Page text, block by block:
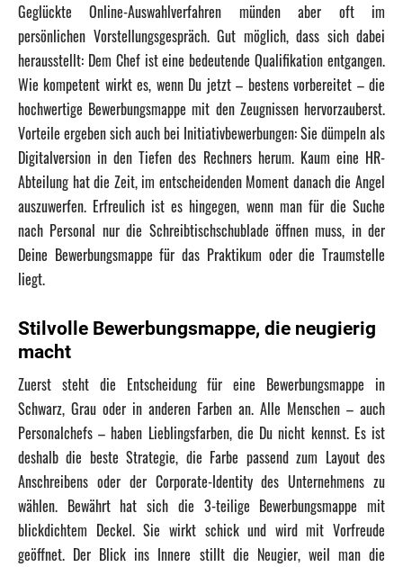
Geglückte Online-Auswahlverfahren münden aber oft im
persönlichen Vorstellungsgespräch. Gut möglich, dass sich dabei
herausstellt: Dem Chef ist eine bedeutende Qualifikation entgangen.
Wie kompetent wirkt es, wenn Du jetzt – bestens vorbereitet – die
hochwertige Bewerbungsmappe mit den Zeugnissen hervorzauberst.
Vorteile ergeben sich auch bei Initiativbewerbungen: Sie dümpeln als
Digitalversion in den Tiefen des Rechners herum. Kaum eine HR-
Abteilung hat die Zeit, im entscheidenden Moment danach die Angel
auszuwerfen. Erfreulich ist es hingegen, wenn man für die Suche
nach Personal nur die Schreibtischschublade öffnen muss, in der
Deine Bewerbungsmappe für das Praktikum oder die Traumstelle
liegt.
Stilvolle Bewerbungsmappe, die neugierig
macht
Zuerst steht die Entscheidung für eine Bewerbungsmappe in
Schwarz, Grau oder in anderen Farben an. Alle Menschen – auch
Personalchefs – haben Lieblingsfarben, die Du nicht kennst. Es ist
deshalb die beste Strategie, die Farbe passend zum Layout des
Anschreibens oder der Corporate-Identity des Unternehmens zu
wählen. Bewährt hat sich die 3-teilige Bewerbungsmappe mit
blickdichtem Deckel. Sie wirkt schick und wird mit Vorfreude
geöffnet. Der Blick ins Innere stillt die Neugier, weil man die